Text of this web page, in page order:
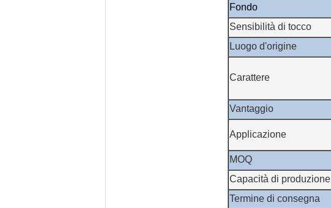
Fondo
Sensibilità di tocco
Luogo d'origine
Carattere
Vantaggio
Applicazione
MOQ
Capacità di produzione
Termine di consegna